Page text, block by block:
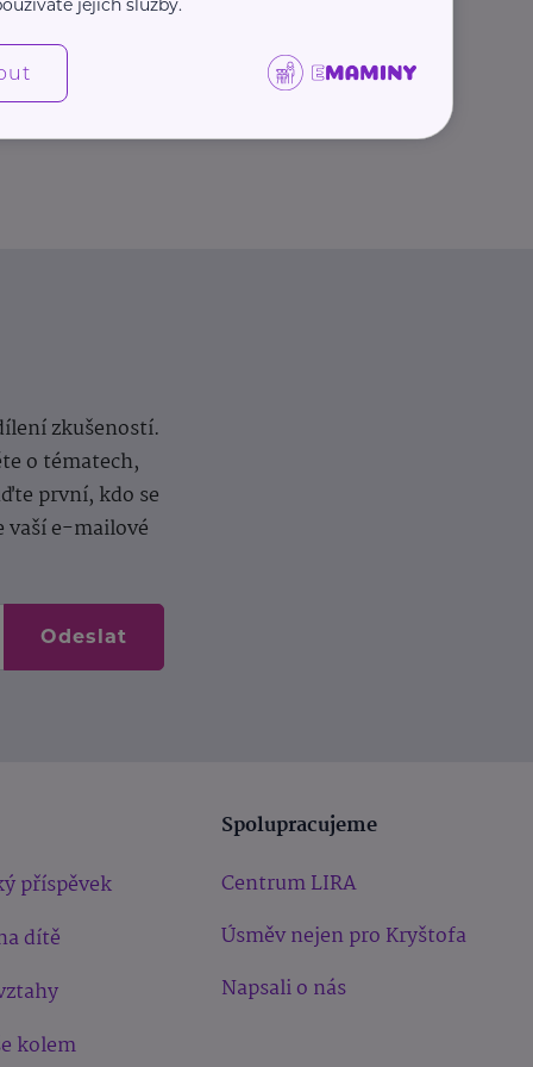
zkušeností.
o tématech,
první, kdo se
vaší e-mailové
Odeslat
příspěvek
dítě
kolem
Spolupracujeme
Centrum LIRA
Úsměv nejen pro Kryštofa
Napsali o nás